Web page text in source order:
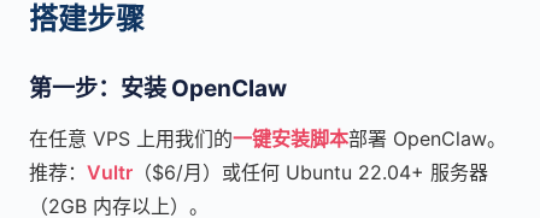
搭建步骤
第一步：安装 OpenClaw
在任意 VPS 上用我们的一键安装脚本部署 OpenClaw。
推荐： Vultr （$6/月）或任何 Ubuntu 22.04+ 服务器
（2GB 内存以上）。